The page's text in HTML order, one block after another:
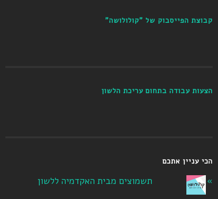
קבוצת הפייסבוק של "קולולושה"
הצעות עבודה בתחום עריכת הלשון
הכי עניין אתכם
תשמוצים מבית האקדמיה ללשון